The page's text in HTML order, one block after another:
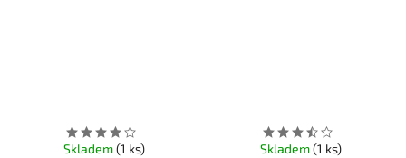
Skladem(1 ks) Skladem(1 ks)